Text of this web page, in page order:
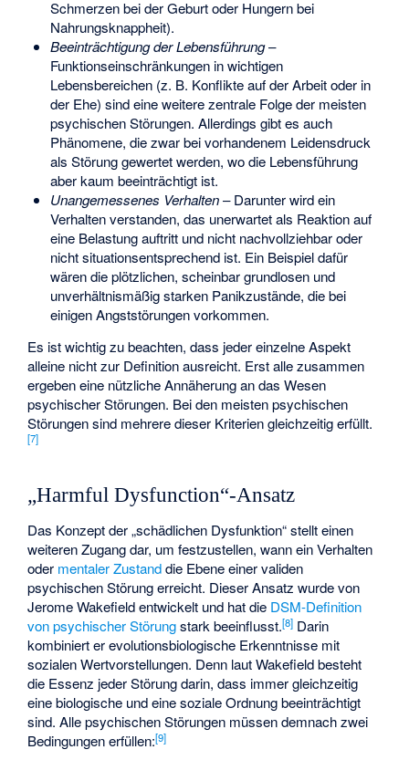
Schmerzen bei der Geburt oder Hungern bei
Nahrungsknappheit).
Beeinträchtigung der Lebensführung–
Funktionseinschränkungen in wichtigen
Lebensbereichen (z. B. Konflikte auf der Arbeit oder in
der Ehe) sind eine weitere zentrale Folge der meisten
psychischen Störungen. Allerdings gibt es auch
Phänomene, die zwar bei vorhandenem Leidensdruck
als Störung gewertet werden, wo die Lebensführung
aber kaum beeinträchtigt ist.
Unangemessenes Verhalten– Darunter wird ein
Verhalten verstanden, das unerwartet als Reaktion auf
eine Belastung auftritt und nicht nachvollziehbar oder
nicht situationsentsprechend ist. Ein Beispiel dafür
wären die plötzlichen, scheinbar grundlosen und
unverhältnismäßig starken Panikzustände, die bei
einigen Angststörungen vorkommen.
Es ist wichtig zu beachten, dass jeder einzelne Aspekt
alleine nicht zur Definition ausreicht. Erst alle zusammen
ergeben eine nützliche Annäherung an das Wesen
psychischer Störungen. Bei den meisten psychischen
Störungen sind mehrere dieser Kriterien gleichzeitig erfüllt.
[7]
„Harmful Dysfunction“-Ansatz
Das Konzept der „schädlichen Dysfunktion“ stellt einen
weiteren Zugang dar, um festzustellen, wann ein Verhalten
oder mentaler Zustanddie Ebene einer validen
psychischen Störung erreicht. Dieser Ansatz wurde von
Jerome Wakefield entwickelt und hat die DSM-Definition
von psychischer Störungstark beeinflusst.[8] Darin
kombiniert er evolutionsbiologische Erkenntnisse mit
sozialen Wertvorstellungen. Denn laut Wakefield besteht
die Essenz jeder Störung darin, dass immer gleichzeitig
eine biologische und eine soziale Ordnung beeinträchtigt
sind. Alle psychischen Störungen müssen demnach zwei
Bedingungen erfüllen:[9]